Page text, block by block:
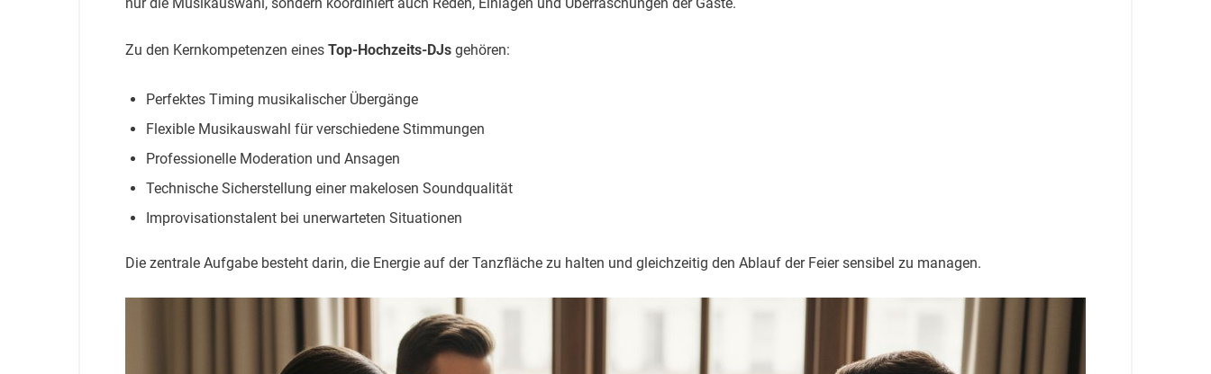
Zu den Kernkompetenzen eines Top-Hochzeits-DJs gehören:
Perfektes Timing musikalischer Übergänge
Flexible Musikauswahl für verschiedene Stimmungen
Professionelle Moderation und Ansagen
Technische Sicherstellung einer makelosen Soundqualität
Improvisationstalent bei unerwarteten Situationen
Die zentrale Aufgabe besteht darin, die Energie auf der Tanzfläche zu halten und gleichzeitig den Ablauf der Feier sensibel zu managen.